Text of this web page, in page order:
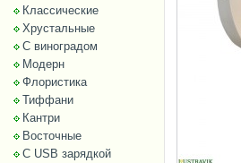
Классические
Хрустальные
С виноградом
Модерн
Флористика
Тиффани
Кантри
Восточные
С USB зарядкой